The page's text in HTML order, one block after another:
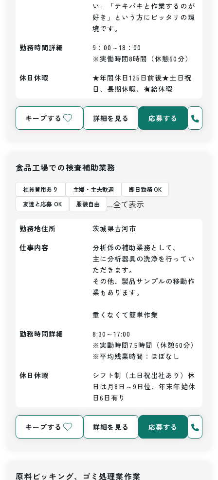
い」「テキパキと作業するのが
好き」という方にピッタリの環
境です。
勤務時間詳細
9：00～18：00
※実働時間8時間（休憩60分）
休日休暇
★年間休日125日前後★土日祝
日、長期休暇、有給休暇
キープする 詳細を見る 応募する
食品工場での検査補助業務
社員登用あり 主婦・主夫歓迎
即日勤務 OK
友達と応募 OK
服装自由 ...全て表示
勤務地住所
茨城県古河市
仕事内容
分析係の補助業務として、
主に分析器具の洗浄を行ってい
ただきます。
その他、製品サンプルの移動作
業もあります。
重くなくて簡単作業
勤務時間詳細
8:30～17:00
※実動時間7.5時間（休憩60分）
※平均残業時間：ほぼなし
休日休暇
シフト制（土日祝出社あり）休
日は月8日～9日位、年末年始休
日6日有り
キープする 詳細を見る 応募する
原料ピッキング、ゴミ処理業作業